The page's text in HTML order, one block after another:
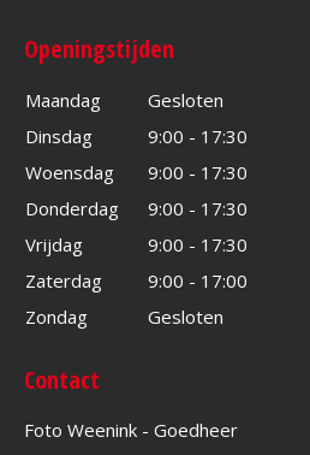
Openingstijden
Maandag
Gesloten
Dinsdag
9:00 - 17:30
Woensdag
9:00 - 17:30
Donderdag
9:00 - 17:30
Vrijdag
9:00 - 17:30
Zaterdag
9:00 - 17:00
Zondag
Gesloten
Contact
Foto Weenink - Goedheer